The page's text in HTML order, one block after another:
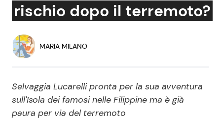
Dal Mondo
Economia
Persone Scomparse
Politica
Coppie VIP
Reality e Talent
Soap Opera
rischio dopo il terremoto?
MARIA MILANO
Selvaggia Lucarelli pronta per la sua avventura
sull'Isola dei famosi nelle Filippine ma è già
paura per via del terremoto